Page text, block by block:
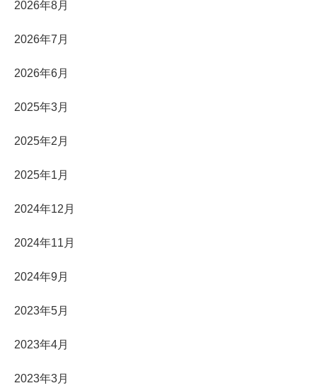
2026年8月
2026年7月
2026年6月
2025年3月
2025年2月
2025年1月
2024年12月
2024年11月
2024年9月
2023年5月
2023年4月
2023年3月